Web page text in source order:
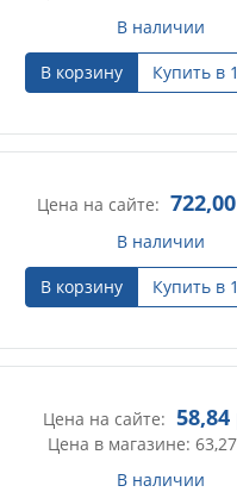
В наличии
В корзину
Купить в
Цена на сайте: 722,00
В наличии
В корзину
Купить в
Цена на сайте: 58,84
Цена в магазине: 63,27
В наличии